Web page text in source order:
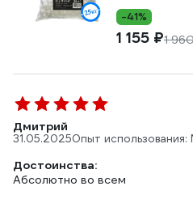
-41%
1 155 ₽1
Дмитрий
31.05.2025Опыт
Достоинства:
Абсолютно во всем